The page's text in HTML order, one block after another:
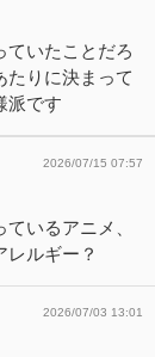
ていたことだろ
たりに決まって
派です
2026/07/15 07:57
いるアニメ、
ルギー？
2026/07/03 13:01